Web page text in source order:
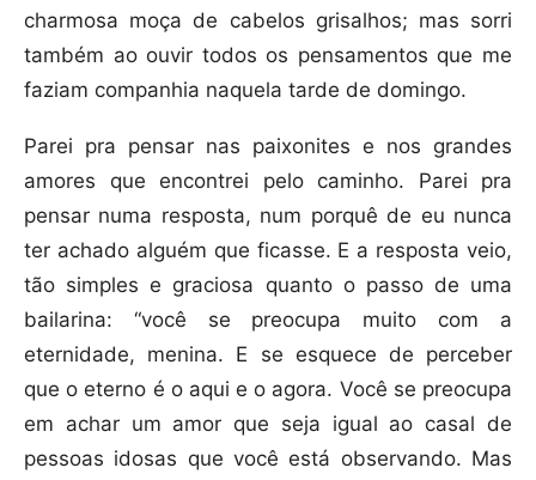
charmosa moça de cabelos grisalhos; mas sorri
também ao ouvir todos os pensamentos que me
faziam companhia naquela tarde de domingo.
Parei pra pensar nas paixonites e nos grandes
amores que encontrei pelo caminho. Parei pra
pensar numa resposta, num porquê de eu nunca
ter achado alguém que ficasse. E a resposta veio,
tão simples e graciosa quanto o passo de uma
bailarina: “você se preocupa muito com a
eternidade, menina. E se esquece de perceber
que o eterno é o aqui e o agora. Você se preocupa
em achar um amor que seja igual ao casal de
pessoas idosas que você está observando. Mas